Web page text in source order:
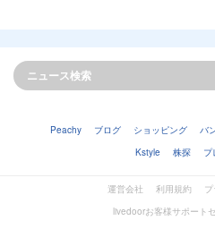
Peachy ブログ ショッピング バ
Kstyle
株探 プ
運営会社 利用規約
livedoorお客様サポート